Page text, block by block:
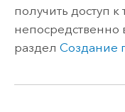
получить доступ
непосредственно
раздел Создание